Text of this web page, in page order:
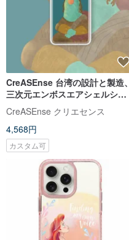
CreASEnse 台湾の設計と製造、
三次元エンボスエアシェルシェ
ル飛散防止シェル携帯電話のシ
ェル - すべてのモデルのすべての
ブランドをサポート
CreASEnse クリエセンス
4,568円
カスタム可